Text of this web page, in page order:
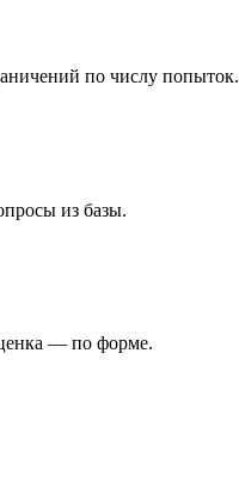
по числу попыток.
из базы.
— по форме.